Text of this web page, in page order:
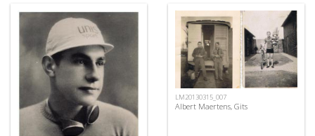
LM20130315_007
Albert Maertens, Gits